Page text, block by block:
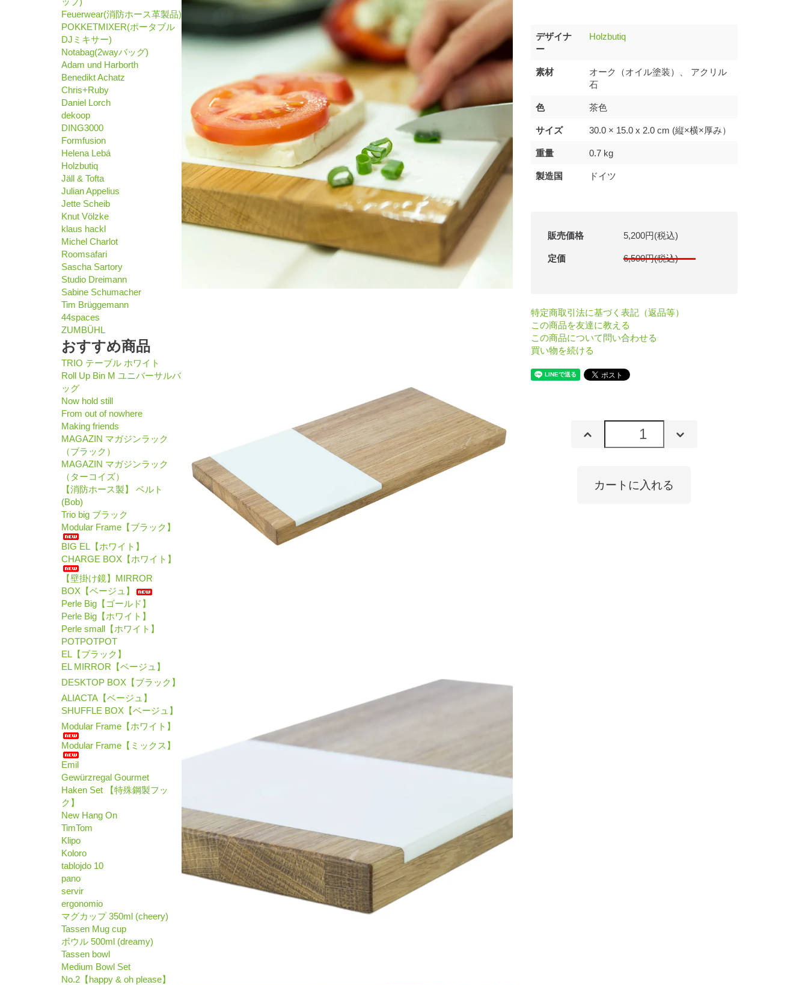
Feuerwear(消防ホース革製品)
POKKETMIXER(ポータブル
DJミキサー)
Notabag(2wayバッグ)
Adam und Harborth
Benedikt Achatz
Chris+Ruby
Daniel Lorch
dekoop
DING3000
Formfusion
Helena Lebá
Holzbutiq
Jäll & Tofta
Julian Appelius
Jette Scheib
Knut Völzke
klaus hackl
Michel Charlot
Roomsafari
Sascha Sartory
Studio Dreimann
Sabine Schumacher
Tim Brüggemann
44spaces
ZUMBÜHL
おすすめ商品
TRIO テーブル ホワイト
Roll Up Bin M ユニバーサルバ
ッグ
Now hold still
From out of nowhere
Making friends
MAGAZIN マガジンラック
（ブラック）
MAGAZIN マガジンラック
（ターコイズ）
【消防ホース製】 ベルト
(Bob)
Trio big ブラック
Modular Frame【ブラック】
BIG EL【ホワイト】
CHARGE BOX【ホワイト】
【壁掛け鏡】MIRROR
BOX【ベージュ】
Perle Big【ゴールド】
Perle Big【ホワイト】
Perle small【ホワイト】
POTPOTPOT
EL【ブラック】
EL MIRROR【ベージュ】
DESKTOP BOX【ブラック】
ALIACTA【ベージュ】
SHUFFLE BOX【ベージュ】
Modular Frame【ホワイト】
Modular Frame【ミックス】
Emil
Gewürzregal Gourmet
Haken Set 【特殊鋼製フッ
ク】
New Hang On
TimTom
Klipo
Koloro
tablojdo 10
pano
servir
ergonomio
マグカップ 350ml (cheery)
Tassen Mug cup
ボウル 500ml (dreamy)
Tassen bowl
Medium Bowl Set
No.2【happy & oh please】
デザイナ
ー
Holzbutiq
素材
オーク（オイル塗装）、 アクリル
石
色 茶色
サイズ 30.0 × 15.0 x 2.0 cm (縦×横×厚み）
重量 0.7 kg
製造国 ドイツ
販売価格 5,200円(税込)
定価 6,500円(税込)
特定商取引法に基づく表記（返品等）
この商品を友達に教える
この商品について問い合わせる
買い物を続ける
カートに入れる